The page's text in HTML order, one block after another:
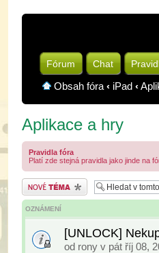
Fórum Chat
Obsah fóra ‹ iPad ‹
Aplikace a hry
Pravidla fóra
Platí zde stejná pravidla jako jinde na
Odeslat nové téma
OZNÁMENÍ
[UNLOCK]
od rony v pát říj 08,